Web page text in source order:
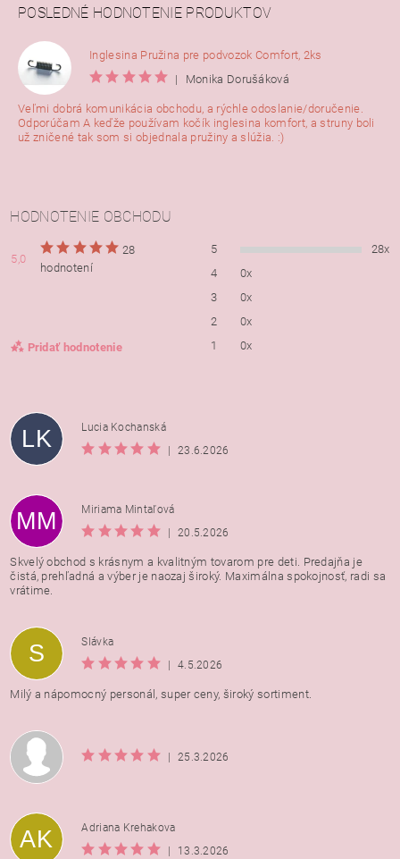
POSLEDNÉ HODNOTENIE PRODUKTOV
Inglesina Pružina pre podvozok Comfort, 2ks
|
Monika Dorušáková
Veľmi dobrá komunikácia obchodu, a rýchle odoslanie/doručenie.
Odporúčam A keďže používam kočík inglesina komfort, a struny boli
už zničené tak som si objednala pružiny a slúžia. :)
HODNOTENIE OBCHODU
5,0
28
hodnotení
Pridať hodnotenie
5
28x
4
0x
3
0x
2
0x
1
0x
Vložením hodnotenie súhlasíte s
osobných údajov
LK
Lucia Kochanská
23.6.2026
MM
Miriama Mintaľová
20.5.2026
Skvelý obchod s krásnym a kvalitným tovarom pre deti. Predajňa je
čistá, prehľadná a výber je naozaj široký. Maximálna spokojnosť, radi sa
vrátime.
S
Slávka
4.5.2026
Milý a nápomocný personál, super ceny, široký sortiment.
25.3.2026
AK
Adriana Krehakova
13.3.2026